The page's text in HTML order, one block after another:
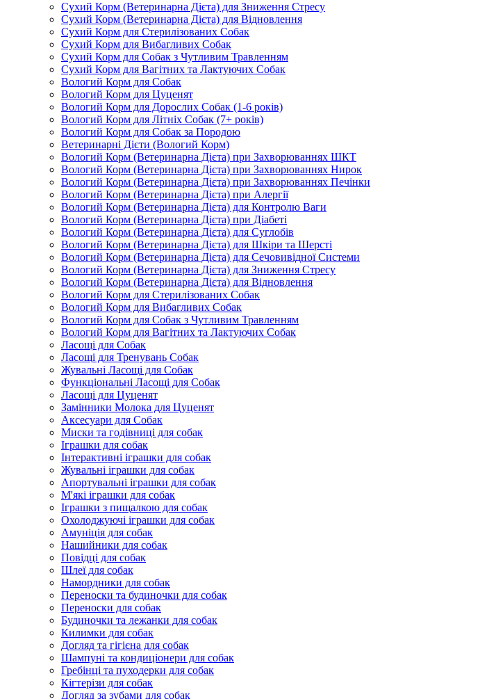
Сухий Корм (Ветеринарна Дієта) для Зниження Стресу
Сухий Корм (Ветеринарна Дієта) для Відновлення
Сухий Корм для Стерилізованих Собак
Сухий Корм для Вибагливих Собак
Сухий Корм для Собак з Чутливим Травленням
Сухий Корм для Вагітних та Лактуючих Собак
Вологий Корм для Собак
Вологий Корм для Цуценят
Вологий Корм для Дорослих Собак (1-6 років)
Вологий Корм для Літніх Собак (7+ років)
Вологий Корм для Собак за Породою
Ветеринарні Дієти (Вологий Корм)
Вологий Корм (Ветеринарна Дієта) при Захворюваннях ШКТ
Вологий Корм (Ветеринарна Дієта) при Захворюваннях Нирок
Вологий Корм (Ветеринарна Дієта) при Захворюваннях Печінки
Вологий Корм (Ветеринарна Дієта) при Алергії
Вологий Корм (Ветеринарна Дієта) для Контролю Ваги
Вологий Корм (Ветеринарна Дієта) при Діабеті
Вологий Корм (Ветеринарна Дієта) для Суглобів
Вологий Корм (Ветеринарна Дієта) для Шкіри та Шерсті
Вологий Корм (Ветеринарна Дієта) для Сечовивідної Системи
Вологий Корм (Ветеринарна Дієта) для Зниження Стресу
Вологий Корм (Ветеринарна Дієта) для Відновлення
Вологий Корм для Стерилізованих Собак
Вологий Корм для Вибагливих Собак
Вологий Корм для Собак з Чутливим Травленням
Вологий Корм для Вагітних та Лактуючих Собак
Ласощі для Собак
Ласощі для Тренувань Собак
Жувальні Ласощі для Собак
Функціональні Ласощі для Собак
Ласощі для Цуценят
Замінники Молока для Цуценят
Аксесуари для Собак
Миски та годівниці для собак
Іграшки для собак
Інтерактивні іграшки для собак
Жувальні іграшки для собак
Апортувальні іграшки для собак
М'які іграшки для собак
Іграшки з пищалкою для собак
Охолоджуючі іграшки для собак
Амуніція для собак
Нашийники для собак
Повідці для собак
Шлеї для собак
Намордники для собак
Переноски та будиночки для собак
Переноски для собак
Будиночки та лежанки для собак
Килимки для собак
Догляд та гігієна для собак
Шампуні та кондиціонери для собак
Гребінці та пуходерки для собак
Кігтерізи для собак
Догляд за зубами для собак